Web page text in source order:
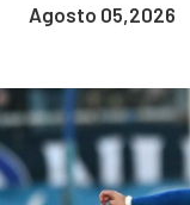
Agosto 05,2026